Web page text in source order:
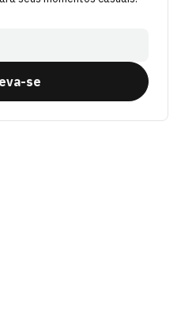
se